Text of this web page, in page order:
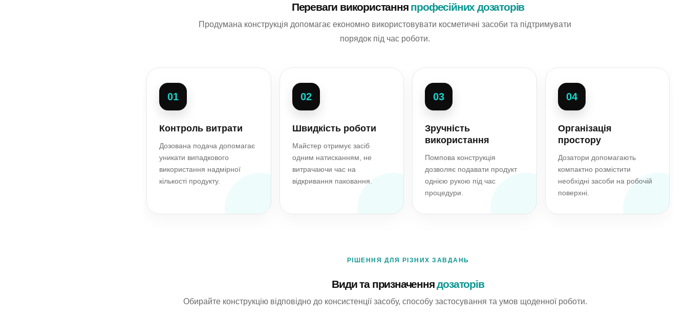
Переваги використання професійних дозаторів
Продумана конструкція допомагає економно використовувати косметичні засоби та підтримувати
порядок під час роботи.
01
Контроль витрати
Дозована подача допомагає
уникати випадкового
використання надмірної
кількості продукту.
02
Швидкість роботи
Майстер отримує засіб
одним натисканням, не
витрачаючи час на
відкривання паковання.
03
Зручність
використання
Помпова конструкція
дозволяє подавати продукт
однією рукою під час
процедури.
04
Організація
простору
Дозатори допомагають
компактно розмістити
необхідні засоби на робочій
поверхні.
РІШЕННЯ ДЛЯ РІЗНИХ ЗАВДАНЬ
Види та призначеннядозаторів
Обирайте конструкцію відповідно до консистенції засобу, способу застосування та умов щоденної роботи.